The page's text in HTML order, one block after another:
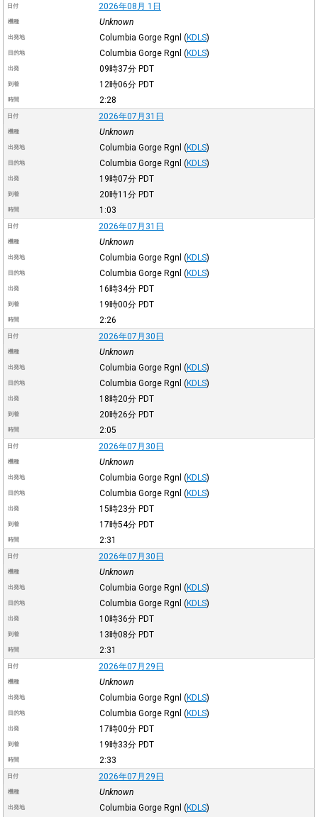
日付 2026年08月 1日
機種 Unknown
出発地 Columbia Gorge Rgnl (KDLS)
目的地 Columbia Gorge Rgnl (KDLS)
出発 09時37分 PDT
到着 12時06分 PDT
時間 2:28
日付 2026年07月31日
機種 Unknown
出発地 Columbia Gorge Rgnl (KDLS)
目的地 Columbia Gorge Rgnl (KDLS)
出発 19時07分 PDT
到着 20時11分 PDT
時間 1:03
日付 2026年07月31日
機種 Unknown
出発地 Columbia Gorge Rgnl (KDLS)
目的地 Columbia Gorge Rgnl (KDLS)
出発 16時34分 PDT
到着 19時00分 PDT
時間 2:26
日付 2026年07月30日
機種 Unknown
出発地 Columbia Gorge Rgnl (KDLS)
目的地 Columbia Gorge Rgnl (KDLS)
出発 18時20分 PDT
到着 20時26分 PDT
時間 2:05
日付 2026年07月30日
機種 Unknown
出発地 Columbia Gorge Rgnl (KDLS)
目的地 Columbia Gorge Rgnl (KDLS)
出発 15時23分 PDT
到着 17時54分 PDT
時間 2:31
日付 2026年07月30日
機種 Unknown
出発地 Columbia Gorge Rgnl (KDLS)
目的地 Columbia Gorge Rgnl (KDLS)
出発 10時36分 PDT
到着 13時08分 PDT
時間 2:31
日付 2026年07月29日
機種 Unknown
出発地 Columbia Gorge Rgnl (KDLS)
目的地 Columbia Gorge Rgnl (KDLS)
出発 17時00分 PDT
到着 19時33分 PDT
時間 2:33
日付 2026年07月29日
機種 Unknown
出発地 Columbia Gorge Rgnl (KDLS)